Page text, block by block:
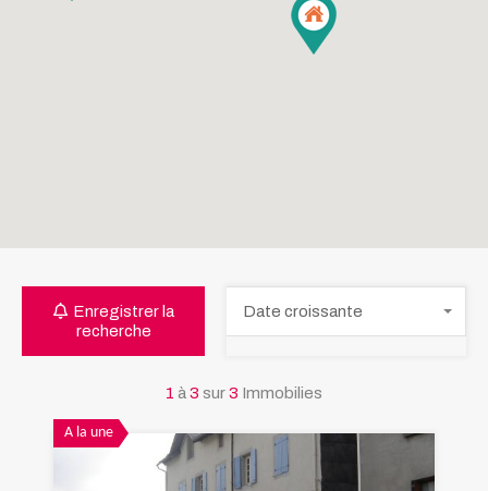
1 à3 sur3 Immobilies
Enregistrer la
recherche
Date croissante
A la une